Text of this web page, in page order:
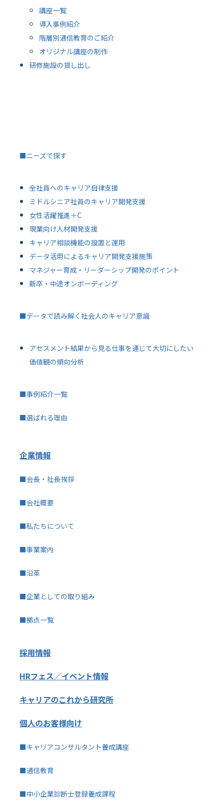
講座一覧
導入事例紹介
階層別通信教育のご紹介
オリジナル講座の制作
研修施設の貸し出し
■ニーズで探す
全社員へのキャリア自律支援
ミドルシニア社員のキャリア開発支援
女性活躍推進＋C
現業向け人材開発支援
キャリア相談機能の設置と運用
データ活用によるキャリア開発支援施策
マネジャー育成・リーダーシップ開発のポイント
新卒・中途オンボーディング
■データで読み解く社会人のキャリア意識
アセスメント結果から見る仕事を通じて大切にしたい
価値観の傾向分析
■事例紹介一覧
■選ばれる理由
企業情報
■会長・社長挨拶
■会社概要
■私たちについて
■事業案内
■沿革
■企業としての取り組み
■拠点一覧
採用情報
HRフェス／イベント情報
キャリアのこれから研究所
個人のお客様向け
■キャリアコンサルタント養成講座
■通信教育
■中小企業診断士登録養成課程